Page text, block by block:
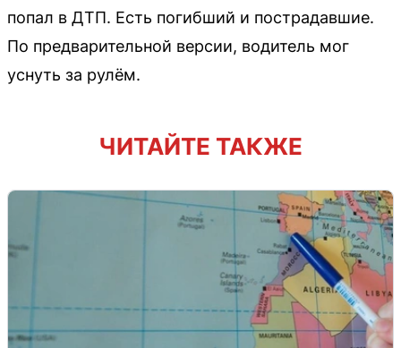
попал в ДТП. Есть погибший и пострадавшие.
По предварительной версии, водитель мог
уснуть за рулём.
ЧИТАЙТЕ ТАКЖЕ